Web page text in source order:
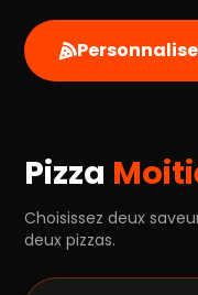
Pizza
Choisissez deux
deux pizzas.